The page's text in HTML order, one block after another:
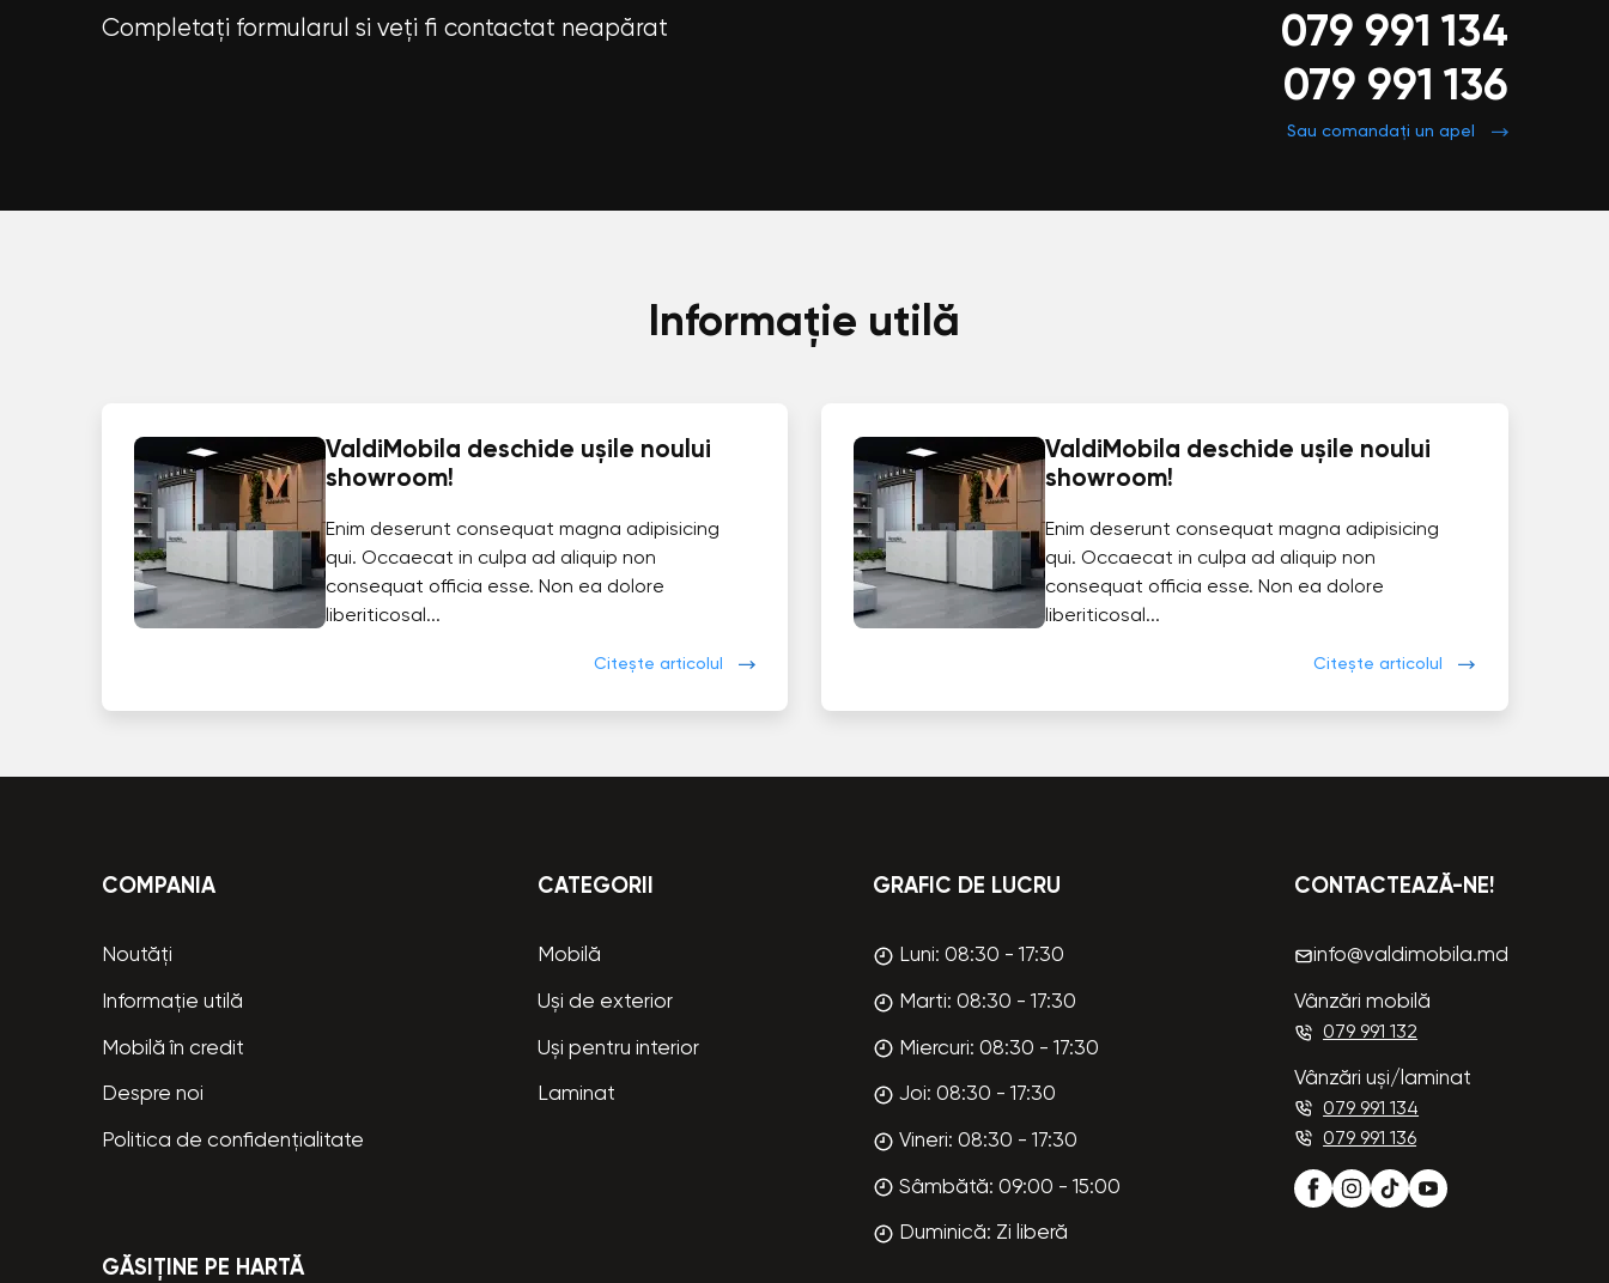
Completați formularul si veți fi contactat neapărat
079 991 134
079 991 136
Sau comandați un apel
Informație utilă
ValdiMobila deschide ușile noului
showroom!
Enim deserunt consequat magna adipisicing
qui. Occaecat in culpa ad aliquip non
consequat officia esse. Non ea dolore
liberiticosal...
Citește articolul
ValdiMobila deschide ușile noului
showroom!
Enim deserunt consequat magna adipisicing
qui. Occaecat in culpa ad aliquip non
consequat officia esse. Non ea dolore
liberiticosal...
Citește articolul
COMPANIA
Noutăți
Informație utilă
Mobilă în credit
Despre noi
Politica de confidențialitate
CATEGORII
Mobilă
Uși de exterior
Uși pentru interior
Laminat
GRAFIC DE LUCRU
Luni: 08:30 - 17:30
Marti: 08:30 - 17:30
Miercuri: 08:30 - 17:30
Joi: 08:30 - 17:30
Vineri: 08:30 - 17:30
Sâmbătă: 09:00 - 15:00
Duminică: Zi liberă
CONTACTEAZĂ-NE!
info@valdimobila.md
Vânzări mobilă
079 991 132
Vânzări uși/laminat
079 991 134
079 991 136
GĂSIȚINE PE HARTĂ